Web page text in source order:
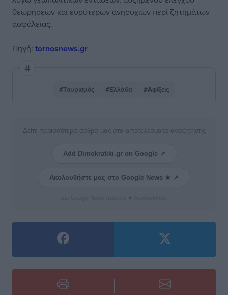
θεωρήσεων και ευρύτερων ανησυχιών περί ζητημάτων
ασφάλειας.
Πηγή: tornosnews.gr
#Τουρισμός #Ελλάδα #Αφίξεις
Δείτε περισσότερα άρθρα μας στα αποτελέσματα αναζήτησης
Add Dimokratiki.gr on Google ↗
Ακολουθήστε μας στο Google News ★ ↗